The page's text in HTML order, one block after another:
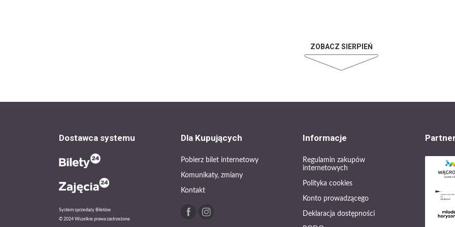
ZOBACZ SIERPIEŃ
Dostawca systemu
System sprzedaży Biletów
© 2024 Wszelkie prawa zastrzeżone
Dla Kupujących
Pobierz bilet internetowy
Komunikaty, zmiany
Kontakt
Informacje
Regulamin zakupów
internetowych
Polityka cookies
Konto prowadzącego
Deklaracja dostępności